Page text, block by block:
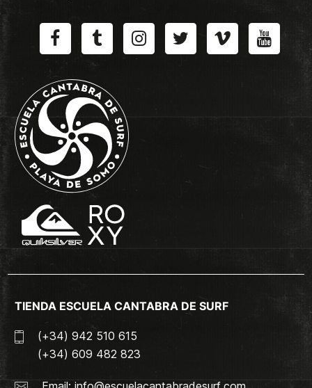
TIENDA ESCUELA CANTABRA DE SURF
(+34) 942 510 615
(+34) 609 482 823